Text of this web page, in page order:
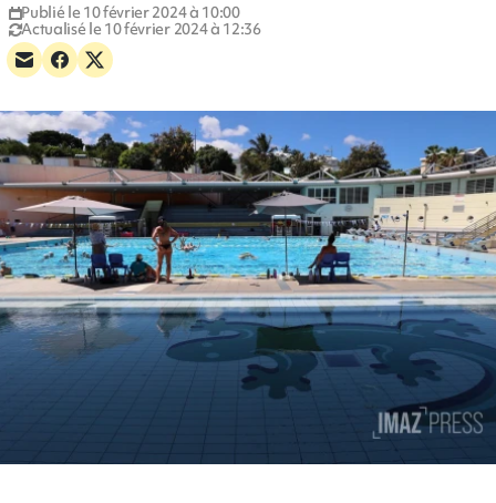
Publié le 10 février 2024 à 10:00
Actualisé le 10 février 2024 à 12:36